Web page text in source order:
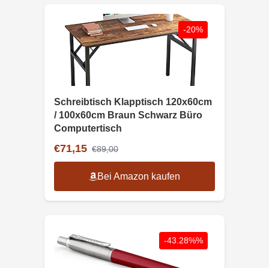
-20%
Schreibtisch Klapptisch 120x60cm
/ 100x60cm Braun Schwarz Büro
Computertisch
€71,15 €89,00
Bei Amazon kaufen
-43.28%%